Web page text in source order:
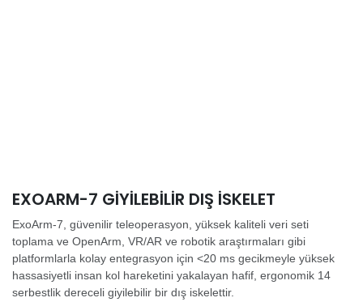
EXOARM-7 GIYILEBILIR DIŞ İSKELET
ExoArm-7, güvenilir teleoperasyon, yüksek kaliteli veri seti
toplama ve OpenArm, VR/AR ve robotik araştırmaları gibi
platformlarla kolay entegrasyon için <20 ms gecikmeyle yüksek
hassasiyetli insan kol hareketini yakalayan hafif, ergonomik 14
serbestlik dereceli giyilebilir bir dış iskelettir.